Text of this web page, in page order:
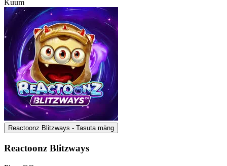
Kuum
Reactoonz Blitzways - Tasuta mäng
Reactoonz Blitzways